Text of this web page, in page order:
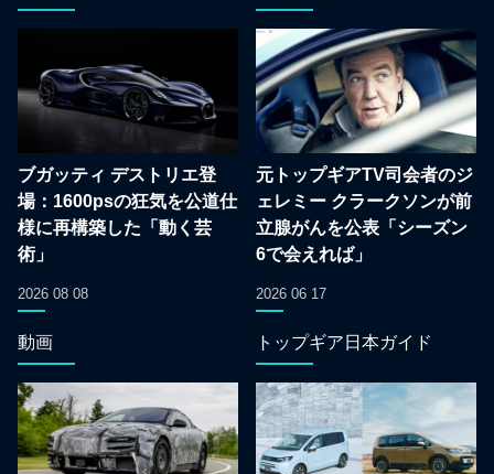
ブガッティ デストリエ登
場：1600psの狂気を公道仕
様に再構築した「動く芸
術」
2026 08 08
元トップギアTV司会者のジ
ェレミー クラークソンが前
立腺がんを公表「シーズン
6で会えれば」
2026 06 17
動画 トップギア日本ガイド